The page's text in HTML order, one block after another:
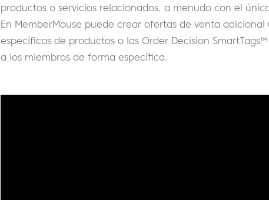
productos o servicios relacionados, a menudo con el
En MemberMouse puede crear ofertas de venta
específicas de productos o las Order Decision
a los miembros de forma específica.